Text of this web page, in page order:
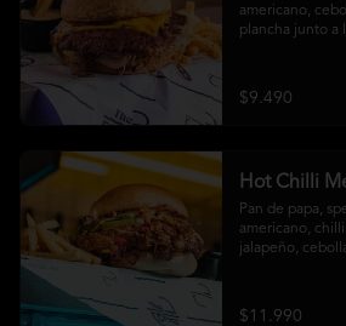
americano,
plancha junto a
$9.490
Hot Chilli
Pan de papa,
americano,
jalapeño,
$11.990